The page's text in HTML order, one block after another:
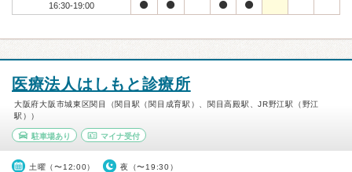
16:30-19:00
医療法人はしもと診療所
大阪府大阪市城東区関目（関目駅（関目成育駅）、関目高殿駅、JR野江駅（野江
駅））
駐車場あり マイナ受付
土曜（〜12:00） 夜（〜19:30）